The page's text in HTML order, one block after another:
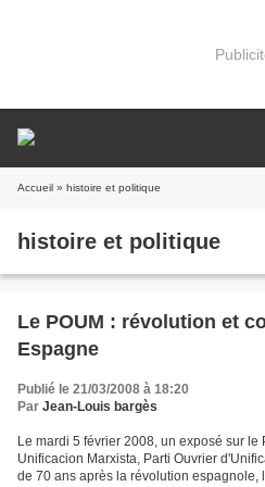
Accueil » histoire et politique
histoire et politique
Le POUM : révolution et
Espagne
Publié le 21/03/2008 à 18:20
Par Jean-Louis bargès
Le mardi 5 février 2008, un exposé sur le
Unificacion Marxista, Parti Ouvrier
de 70 ans après la révolution espagnole,